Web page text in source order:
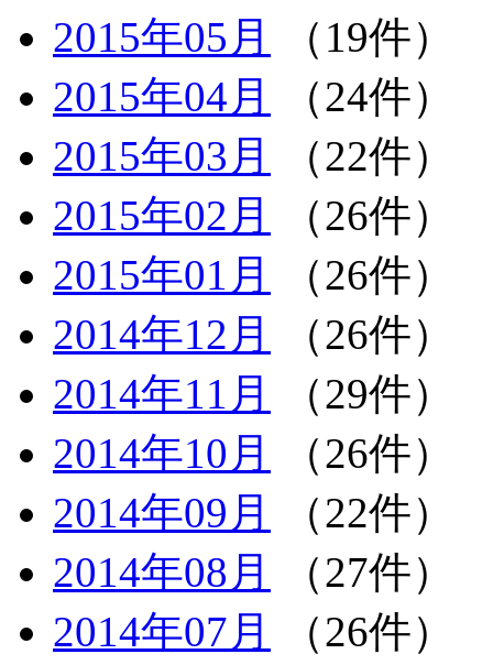
2015年05月
（19件）
2015年04月
（24件）
2015年03月
（22件）
2015年02月
（26件）
2015年01月
（26件）
2014年12月
（26件）
2014年11月
（29件）
2014年10月
（26件）
2014年09月
（22件）
2014年08月
（27件）
2014年07月
（26件）